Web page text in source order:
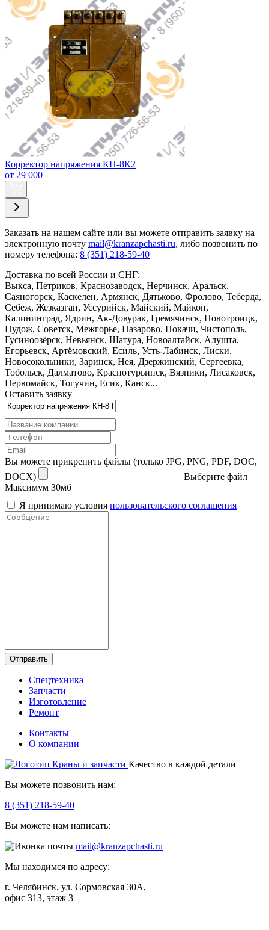
Корректор напряжения КН-8К2
от 29 000
Заказать на нашем сайте или вы можете отправить заявку на
электронную почту mail@kranzapchasti.ru, либо позвонить по
номеру телефона: 8 (351) 218-59-40
Доставка по всей России и СНГ:
Выкса, Петриков, Краснозаводск, Нерчинск, Аральск,
Саяногорск, Каскелен, Армянск, Дятьково, Фролово, Теберда,
Себеж, Жезказган, Уссурийск, Майский, Майкоп,
Калининград, Ядрин, Ак-Довурак, Гремячинск, Новотроицк,
Пудож, Советск, Межгорье, Назарово, Покачи, Чистополь,
Гусиноозёрск, Невьянск, Шатура, Новоалтайск, Алушта,
Егорьевск, Артёмовский, Есиль, Усть-Лабинск, Лиски,
Новосокольники, Заринск, Нея, Дзержинский, Сергеевка,
Тобольск, Далматово, Краснотурьинск, Вязники, Лисаковск,
Первомайск, Тогучин, Есик, Канск...
Оставить заявку
Вы можете прикрепить файлы (только JPG, PNG, PDF, DOC,
DOCX)
Выберите файл
Максимум 30мб
Я принимаю условия пользовательского соглашения
Отправить
Спецтехника
Запчасти
Изготовление
Ремонт
Контакты
О компании
Качество в каждой детали
Вы можете позвонить нам:
8 (351) 218-59-40
Вы можете нам написать:
mail@kranzapchasti.ru
Мы находимся по адресу:
г. Челябинск, ул. Сормовская 30А,
офис 313, этаж 3